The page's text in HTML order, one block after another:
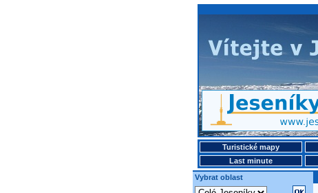
Turistické mapy
Last minute
Vybrat oblast